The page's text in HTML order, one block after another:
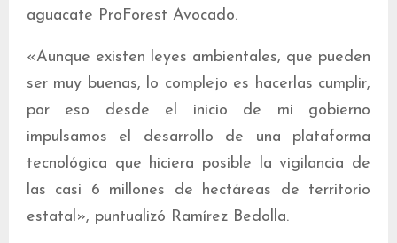
aguacate ProForest Avocado.
«Aunque existen leyes ambientales, que pueden
ser muy buenas, lo complejo es hacerlas cumplir,
por eso desde el inicio de mi gobierno
impulsamos el desarrollo de una plataforma
tecnológica que hiciera posible la vigilancia de
las casi 6 millones de hectáreas de territorio
estatal», puntualizó Ramírez Bedolla.